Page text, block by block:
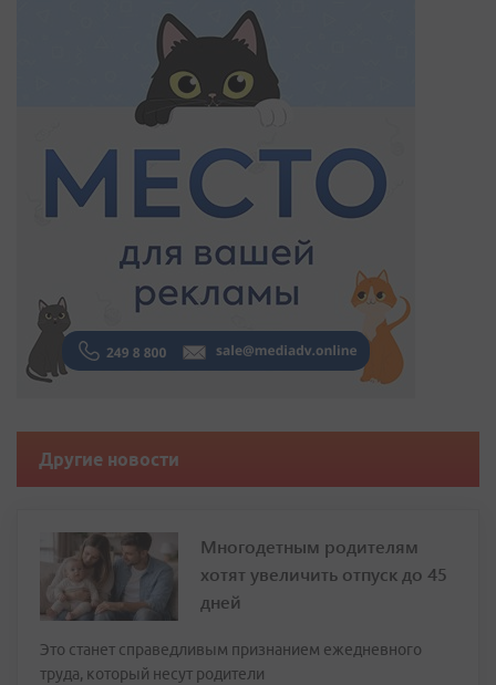
Другие новости
Многодетным родителям
хотят увеличить отпуск до 45
дней
Это станет справедливым признанием ежедневного
труда, который несут родители